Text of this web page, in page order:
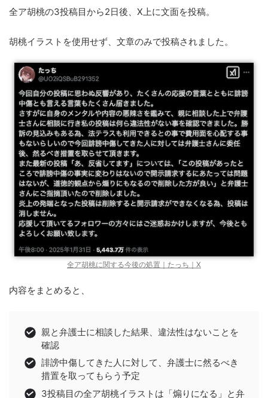
全ア胡桃の3投稿目から2日後、X上に文面を投稿。
胡桃イラストを使用せず、文章のみで投稿されました。
全ア胡桃に関する今後の処置｜たっち｜X
内容をまとめると、
親と弁護士に相談した結果、違法性はないことを
確認
誹謗中傷してきた人に対して、弁護士に然るべき
措置を取ってもらう予定
3投稿目の全ア胡桃イラストは「煽りになる」と弁